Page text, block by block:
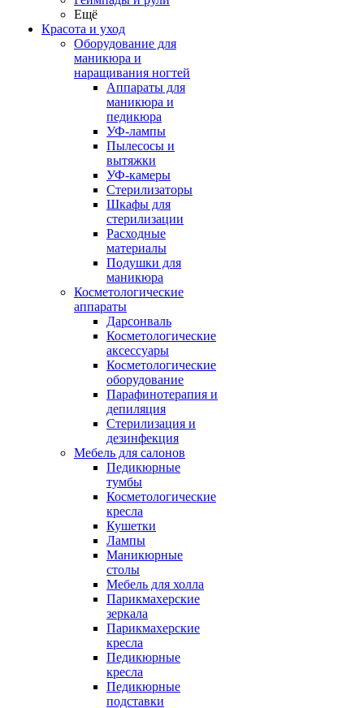
Ещё
Красота и уход
Оборудование для
маникюра и
наращивания ногтей
Аппараты для
маникюра и
педикюра
УФ-лампы
Пылесосы и
вытяжки
УФ-камеры
Стерилизаторы
Шкафы для
стерилизации
Расходные
материалы
Подушки для
маникюра
Косметологические
аппараты
Дарсонваль
Косметологические
аксессуары
Косметологические
оборудование
Парафинотерапия и
депиляция
Стерилизация и
дезинфекция
Мебель для салонов
Педикюрные
тумбы
Косметологические
кресла
Кушетки
Лампы
Маникюрные
столы
Мебель для холла
Парикмахерские
зеркала
Парикмахерские
кресла
Педикюрные
кресла
Педикюрные
подставки